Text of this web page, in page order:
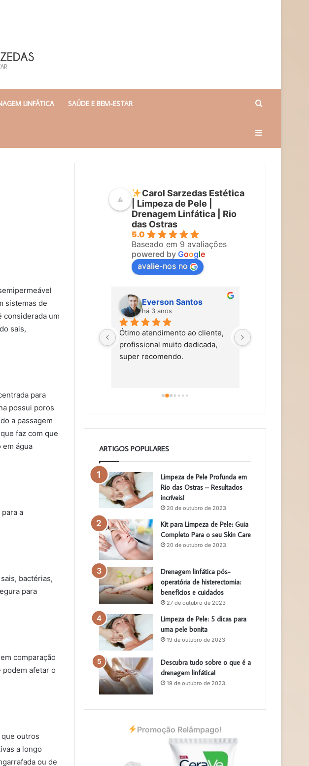
LINFÁTICA SAÚDE E BEM-ESTAR
Lateral
sistemas de
considerada um
sais,
para
possui poros
a passagem
faz com que
em água
a
bactérias,
para
comparação
afetar o
outros
a longo
ou de
Carol Sarzedas Estética
| Limpeza de Pele |
Drenagem Linfática | Rio
das Ostras
5.0
Baseado em 9 avaliações
powered by Google
avalie-nos no
Tomohiko Iwai Everson Santos
há 3 anos
Ótimo atendimento ao cliente,
profissional muito dedicada,
super recomendo.
aromaterapia,
terapias
ARTIGOS POPULARES
Limpeza de Pele Profunda em
Rio das Ostras – Resultados
incríveis!
20 de outubro de 2023
Kit para Limpeza de Pele: Guia
Completo Para o seu Skin Care
20 de outubro de 2023
Drenagem linfática pós-
operatória de histerectomia:
benefícios e cuidados
27 de outubro de 2023
Limpeza de Pele: 5 dicas para
uma pele bonita
19 de outubro de 2023
Descubra tudo sobre o que é a
drenagem linfática!
19 de outubro de 2023
Promoção Relâmpago!